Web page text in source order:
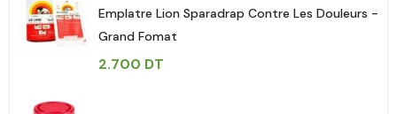
Emplatre Lion Sparadrap Contre Les Douleurs -
Grand Fomat
2.700 DT